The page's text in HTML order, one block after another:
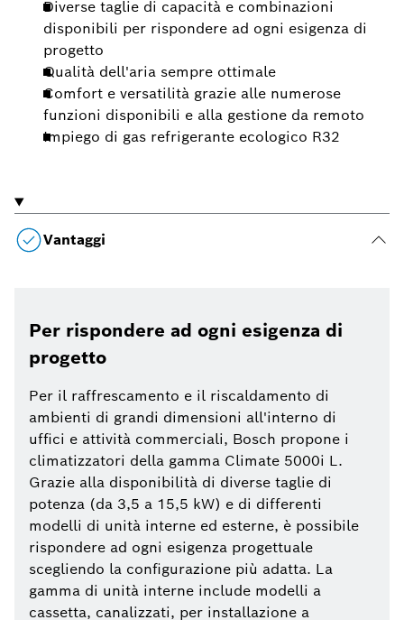
Diverse taglie di capacità e combinazioni
disponibili per rispondere ad ogni esigenza di
progetto
Qualità dell'aria sempre ottimale
Comfort e versatilità grazie alle numerose
funzioni disponibili e alla gestione da remoto
Impiego di gas refrigerante ecologico R32
Vantaggi
Per rispondere ad ogni esigenza di
progetto
Per il raffrescamento e il riscaldamento di
ambienti di grandi dimensioni all'interno di
uffici e attività commerciali, Bosch propone i
climatizzatori della gamma Climate 5000i L.
Grazie alla disponibilità di diverse taglie di
potenza (da 3,5 a 15,5 kW) e di differenti
modelli di unità interne ed esterne, è possibile
rispondere ad ogni esigenza progettuale
scegliendo la configurazione più adatta. La
gamma di unità interne include modelli a
cassetta, canalizzati, per installazione a